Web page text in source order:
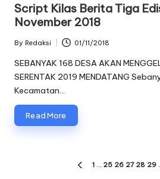
Script Kilas Berita Tiga
November 2018
Posted
by
By Redaksi 01/11/2018
SEBANYAK 168 DESA AKAN
SERENTAK 2019 MENDATANG
Kecamatan…
Read More
PaginasiPREVIOUS
1 … 25 26 27 28 29